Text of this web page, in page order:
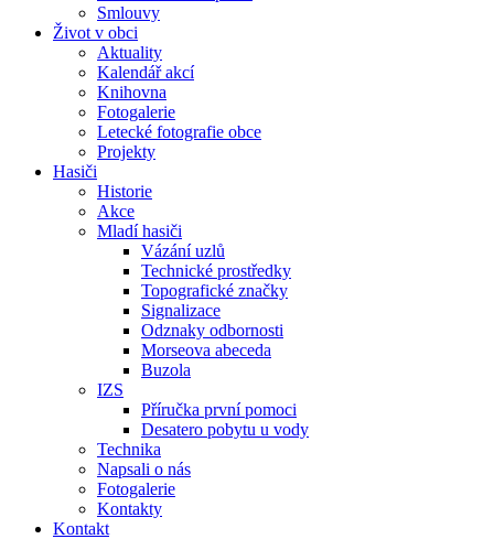
Smlouvy
Život v obci
Aktuality
Kalendář akcí
Knihovna
Fotogalerie
Letecké fotografie obce
Projekty
Hasiči
Historie
Akce
Mladí hasiči
Vázání uzlů
Technické prostředky
Topografické značky
Signalizace
Odznaky odbornosti
Morseova abeceda
Buzola
IZS
Příručka první pomoci
Desatero pobytu u vody
Technika
Napsali o nás
Fotogalerie
Kontakty
Kontakt